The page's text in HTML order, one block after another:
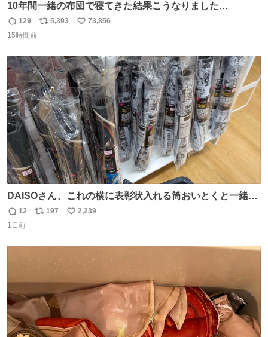
10年間一緒の布団で寝てきた結果こうなりました…
返
信
129
リ
ト
数
5,393
い
数
73,856
15時間前
DAISOさん、これの横に表彰状入れる筒おいとくと一緒に
売れますのでご検討下さい
返
信
12
リ
197
い
2,239
1日前